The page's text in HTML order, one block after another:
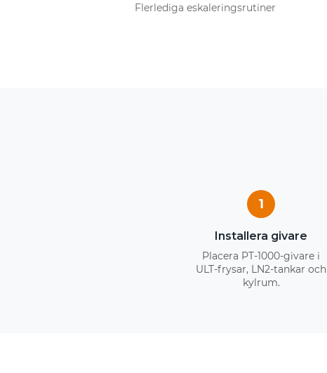
Flerlediga eskaleringsrutiner
1
Installera givare
Placera PT-1000-givare i
ULT-frysar, LN2-tankar och
kylrum.